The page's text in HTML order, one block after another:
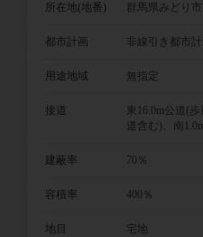
所在地(地番) 群馬県みどり
都市計画 非線引き都市
用途地域 無指定
接道
東16.0m公道(
道含む)、南
建蔽率 70％
容積率 400％
地目 宅地